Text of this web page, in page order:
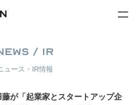
/ IR
ュース・IR情報
が「起業家とスタートアップ企